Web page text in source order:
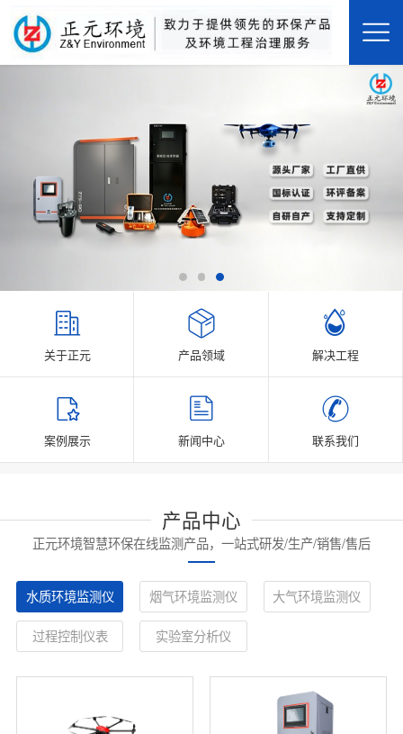
关于正元 产品领域 解决工程
案例展示 新闻中心 联系我们
产品中心
正元环境智慧环保在线监测产品，一站式研发/生产/销售/售后
水质环境监测仪 烟气环境监测仪 大气环境监测仪
过程控制仪表 实验室分析仪